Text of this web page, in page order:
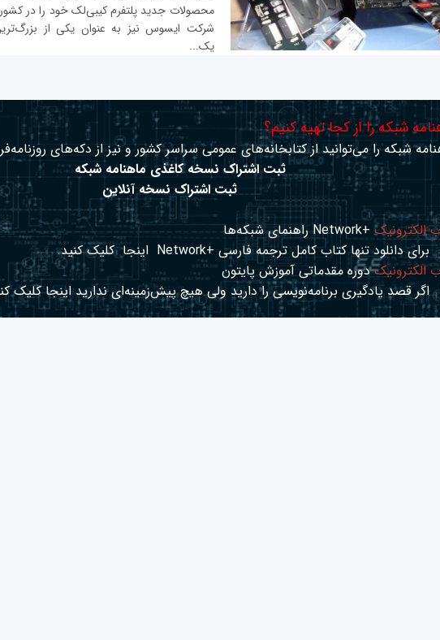
محصولات جدید پلتفرم کیبی‌لک خود را در
شرکت ایسوس نیز به عنوان یکی از
یک...
شبکه را از کجا تهیه کنیم؟
شبکه را می‌توانید از کتابخانه‌های عمومی سراسر کشور و نیز از دکه‌های
ثبت اشتراک نسخه کاغذی ماهنامه شبکه
ثبت اشتراک نسخه آنلاین
الکترونیک +Network راهنمای شبکه‌ها
برای دانلود تنها کتاب کامل ترجمه فارسی +Network
اینجا کلیک کنید.
الکترونیکدوره مقدماتی آموزش پایتون
اگر قصد یادگیری برنامه‌نویسی را دارید ولی هیچ پیش‌زمینه‌ای نداریداینجاکلیک